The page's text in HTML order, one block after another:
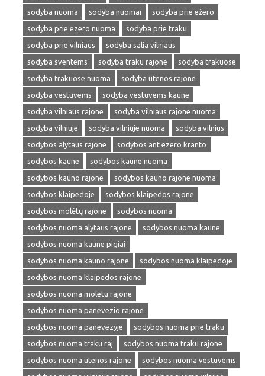
sodyba nuoma
sodyba nuomai
sodyba prie ežero
sodyba prie ezero nuoma
sodyba prie traku
sodyba prie vilniaus
sodyba salia vilniaus
sodyba sventems
sodyba traku rajone
sodyba trakuose
sodyba trakuose nuoma
sodyba utenos rajone
sodyba vestuvems
sodyba vestuvems kaune
sodyba vilniaus rajone
sodyba vilniaus rajone nuoma
sodyba vilniuje
sodyba vilniuje nuoma
sodyba vilnius
sodybos alytaus rajone
sodybos ant ezero kranto
sodybos kaune
sodybos kaune nuoma
sodybos kauno rajone
sodybos kauno rajone nuoma
sodybos klaipedoje
sodybos klaipedos rajone
sodybos molėtų rajone
sodybos nuoma
sodybos nuoma alytaus rajone
sodybos nuoma kaune
sodybos nuoma kaune pigiai
sodybos nuoma kauno rajone
sodybos nuoma klaipedoje
sodybos nuoma klaipedos rajone
sodybos nuoma moletu rajone
sodybos nuoma panevezio rajone
sodybos nuoma panevezyje
sodybos nuoma prie traku
sodybos nuoma traku raj
sodybos nuoma traku rajone
sodybos nuoma utenos rajone
sodybos nuoma vestuvems